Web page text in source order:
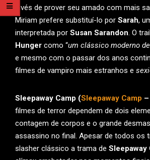
invés de prover seu amado com mais
Miriam prefere substituí-lo por Sarah,
interpretada por Susan Sarandon. O
Hunger como “um clássico moderno
e mesmo com o passar dos anos
filmes de vampiro mais estranhos e
Sleepaway Camp (Sleepaway Camp
filmes de terror dependem de dois
contagem de corpos e o grande
assassino no final. Apesar de todos os
slasher clássico a trama de Sleepaway